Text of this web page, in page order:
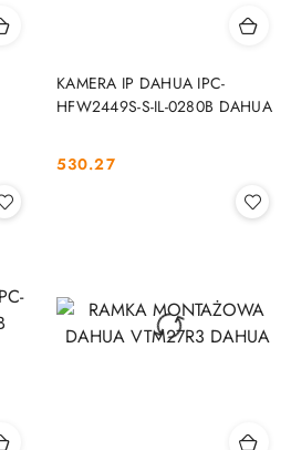
KAMERA IP DAHUA IPC-
HFW2449S-S-IL-0280B DAHUA
Cena:
530.27